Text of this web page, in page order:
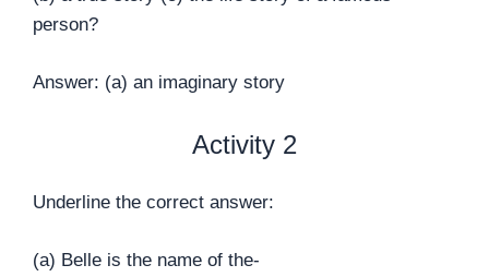
person?
Answer: (a) an imaginary story
Activity 2
Underline the correct answer:
(a) Belle is the name of the-